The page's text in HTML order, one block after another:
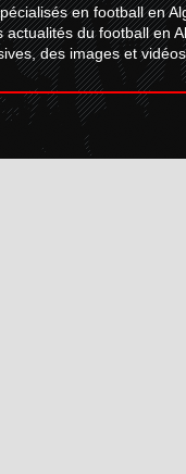
en football en
du football en
des images et